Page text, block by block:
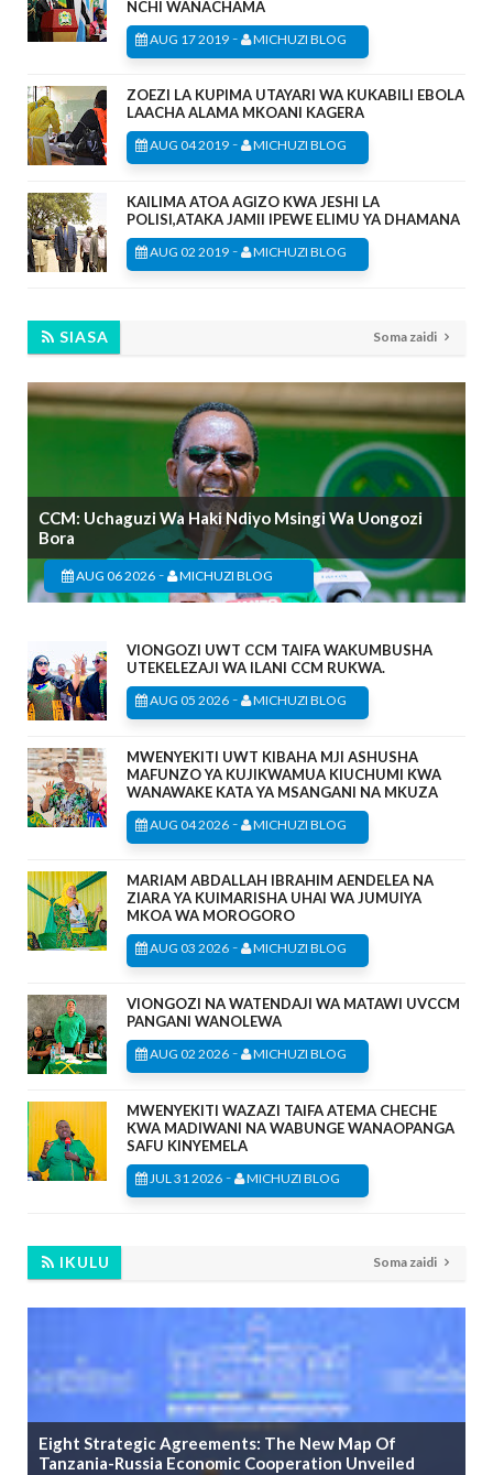
NCHI WANACHAMA
AUG 17 2019 - MICHUZI BLOG
ZOEZI LA KUPIMA UTAYARI WA KUKABILI EBOLA
LAACHA ALAMA MKOANI KAGERA
AUG 04 2019 - MICHUZI BLOG
KAILIMA ATOA AGIZO KWA JESHI LA
POLISI,ATAKA JAMII IPEWE ELIMU YA DHAMANA
AUG 02 2019 - MICHUZI BLOG
SIASA Soma zaidi
CCM: Uchaguzi Wa Haki Ndiyo Msingi Wa Uongozi
Bora
AUG 06 2026 - MICHUZI BLOG
VIONGOZI UWT CCM TAIFA WAKUMBUSHA
UTEKELEZAJI WA ILANI CCM RUKWA.
AUG 05 2026 - MICHUZI BLOG
MWENYEKITI UWT KIBAHA MJI ASHUSHA
MAFUNZO YA KUJIKWAMUA KIUCHUMI KWA
WANAWAKE KATA YA MSANGANI NA MKUZA
AUG 04 2026 - MICHUZI BLOG
MARIAM ABDALLAH IBRAHIM AENDELEA NA
ZIARA YA KUIMARISHA UHAI WA JUMUIYA
MKOA WA MOROGORO
AUG 03 2026 - MICHUZI BLOG
VIONGOZI NA WATENDAJI WA MATAWI UVCCM
PANGANI WANOLEWA
AUG 02 2026 - MICHUZI BLOG
MWENYEKITI WAZAZI TAIFA ATEMA CHECHE
KWA MADIWANI NA WABUNGE WANAOPANGA
SAFU KINYEMELA
JUL 31 2026 - MICHUZI BLOG
IKULU Soma zaidi
Eight Strategic Agreements: The New Map Of
Tanzania-Russia Economic Cooperation Unveiled